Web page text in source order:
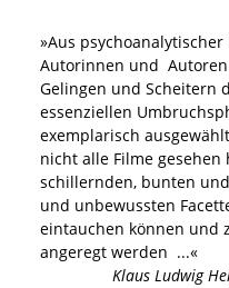
»Aus
Autorinnen und Autoren
Gelingen und Scheitern
essenziellen
exemplarisch
nicht alle Filme
schillernden, bunten
und unbewussten
eintauchen können und
angeregt werden ...«
Klaus Ludwig